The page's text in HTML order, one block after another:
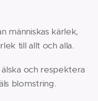
människas kärlek,
till allt och alla.
och respektera
blomstring.